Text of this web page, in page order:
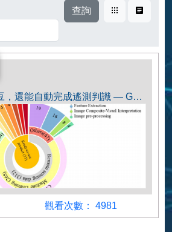
查詢 卡片式表格式
電腦不只會選土豆，還能自動完成遙測判識 — GEE × 機器學習 × LULC地圖
觀看人數
觀看次數： 4981